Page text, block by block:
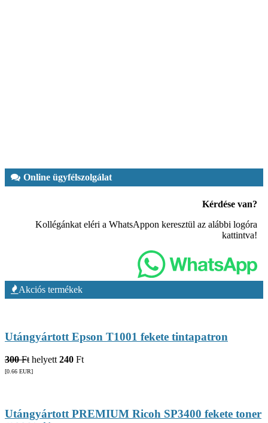
Online ügyfélszolgálat
Kérdése van?
Kollégánkat eléri a WhatsAppon keresztül az alábbi logóra
kattintva!
Akciós termékek
Utángyártott Epson T1001 fekete tintapatron
300 Ft helyett 240 Ft
[0.66 EUR]
Utángyártott PREMIUM Ricoh SP3400 fekete toner